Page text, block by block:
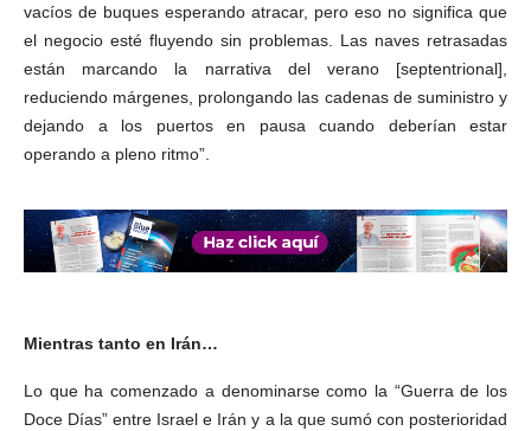
vacíos de buques esperando atracar, pero eso no significa que
el negocio esté fluyendo sin problemas. Las naves retrasadas
están marcando la narrativa del verano [septentrional],
reduciendo márgenes, prolongando las cadenas de suministro y
dejando a los puertos en pausa cuando deberían estar
operando a pleno ritmo”.
Mientras tanto en Irán…
Lo que ha comenzado a denominarse como la “Guerra de los
Doce Días” entre Israel e Irán y a la que sumó con posterioridad